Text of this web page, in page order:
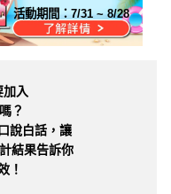
活動期間：7/31 ~ 8/28
入
？
說白話，讓
結果告訴你
！